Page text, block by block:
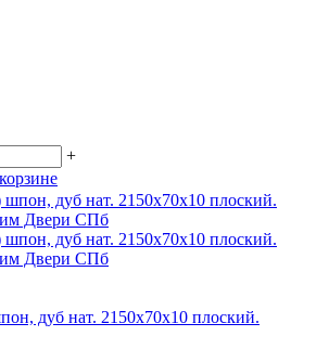
+
дуб нат. 2150х70х10 плоский.